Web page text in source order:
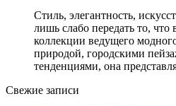
Стиль, элегантность,
лишь слабо передать то,
коллекции ведущего
природой, городскими
тенденциями, она
Свежие записи